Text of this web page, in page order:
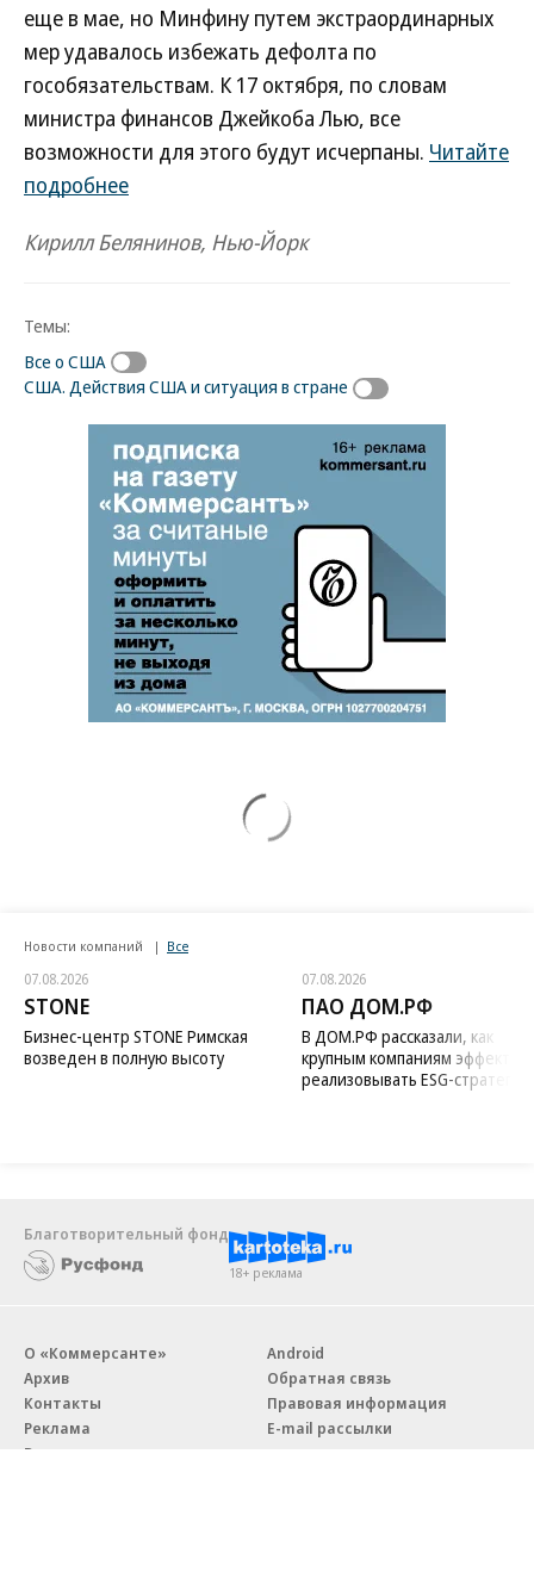
еще в мае, но Минфину путем экстраординарных
мер удавалось избежать дефолта по
гособязательствам. К 17 октября, по словам
министра финансов Джейкоба Лью, все
возможности для этого будут исчерпаны. Читайте
подробнее
Кирилл Белянинов, Нью-Йорк
Темы:
Все о США
США. Действия США и ситуация в стране
Новости компаний Все
07.08.2026
STONE
Бизнес-центр STONE Римская
возведен в полную высоту
07.08.2026
ПАО ДОМ.РФ
В ДОМ.РФ рассказали, как
крупным компаниям
реализовывать ESG-стратегию
Благотворительный фонд
18+ реклама
О «Коммерсанте»
Архив
Контакты
Реклама
Вакансии
Android
Обратная связь
Правовая информация
E-mail рассылки